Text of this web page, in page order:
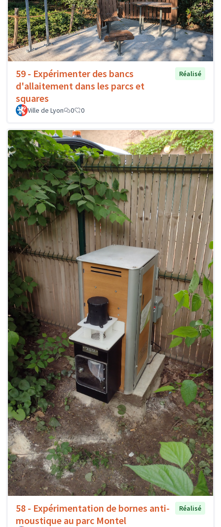
59 - Expérimenter des bancs
d'allaitement dans les parcs et
squares
Réalisé
Ville de Lyon 0 0
58 - Expérimentation de bornes anti-
moustique au parc Montel
Réalisé